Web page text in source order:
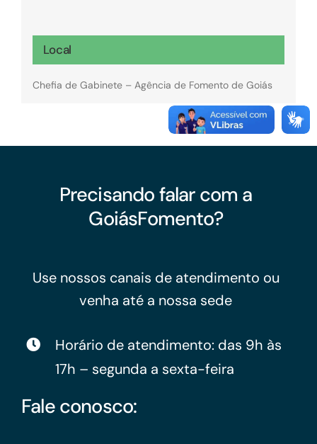
Local
Chefia de Gabinete – Agência de Fomento de Goiás
Precisando falar com a
GoiásFomento?
Use nossos canais de atendimento ou
venha até a nossa sede
Horário de atendimento: das 9h às
17h – segunda a sexta-feira
Fale conosco: